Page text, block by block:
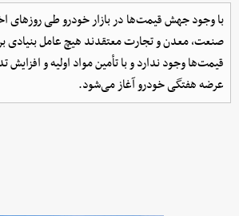
با وجود جهش قیمت‌ها در بازار خودرو طی روزهای
صنعت، معدن و تجارت معتقدند هیچ عامل بنیادی
قیمت‌ها وجود ندارد و با تأمین مواد اولیه و افزایش
عرضه هفتگی خودرو آغاز می‌شود.